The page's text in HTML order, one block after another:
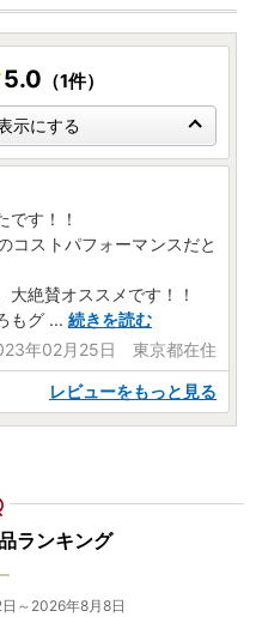
5.0 （1件）
示にする
です！！
コストパフォーマンスだと
絶賛オススメです！！
もグ ... 続きを読む
年02月25日 東京都在住
レビューをもっと見る
ランキング
～2026年8月8日